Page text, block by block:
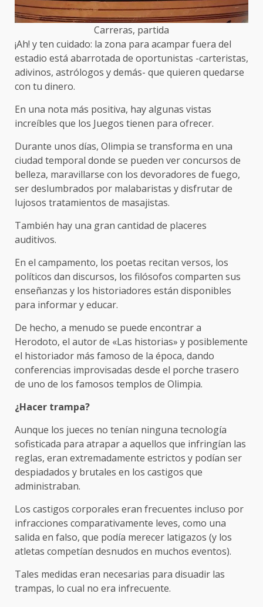
Carreras, partida
¡Ah! y ten cuidado: la zona para acampar fuera del
estadio está abarrotada de oportunistas -carteristas,
adivinos, astrólogos y demás- que quieren quedarse
con tu dinero.
En una nota más positiva, hay algunas vistas
increíbles que los Juegos tienen para ofrecer.
Durante unos días, Olimpia se transforma en una
ciudad temporal donde se pueden ver concursos de
belleza, maravillarse con los devoradores de fuego,
ser deslumbrados por malabaristas y disfrutar de
lujosos tratamientos de masajistas.
También hay una gran cantidad de placeres
auditivos.
En el campamento, los poetas recitan versos, los
políticos dan discursos, los filósofos comparten sus
enseñanzas y los historiadores están disponibles
para informar y educar.
De hecho, a menudo se puede encontrar a
Herodoto, el autor de «Las historias» y posiblemente
el historiador más famoso de la época, dando
conferencias improvisadas desde el porche trasero
de uno de los famosos templos de Olimpia.
¿Hacer trampa?
Aunque los jueces no tenían ninguna tecnología
sofisticada para atrapar a aquellos que infringían las
reglas, eran extremadamente estrictos y podían ser
despiadados y brutales en los castigos que
administraban.
Los castigos corporales eran frecuentes incluso por
infracciones comparativamente leves, como una
salida en falso, que podía merecer latigazos (y los
atletas competían desnudos en muchos eventos).
Tales medidas eran necesarias para disuadir las
trampas, lo cual no era infrecuente.